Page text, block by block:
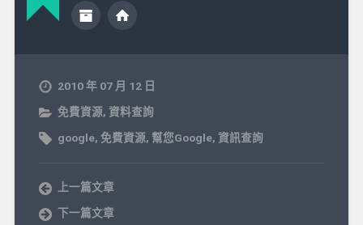
2010 年 07 月 12 日
免費資源, 資料查詢
google, 免費資源, 幫您Google, 資訊查詢
上一篇文章
下一篇文章